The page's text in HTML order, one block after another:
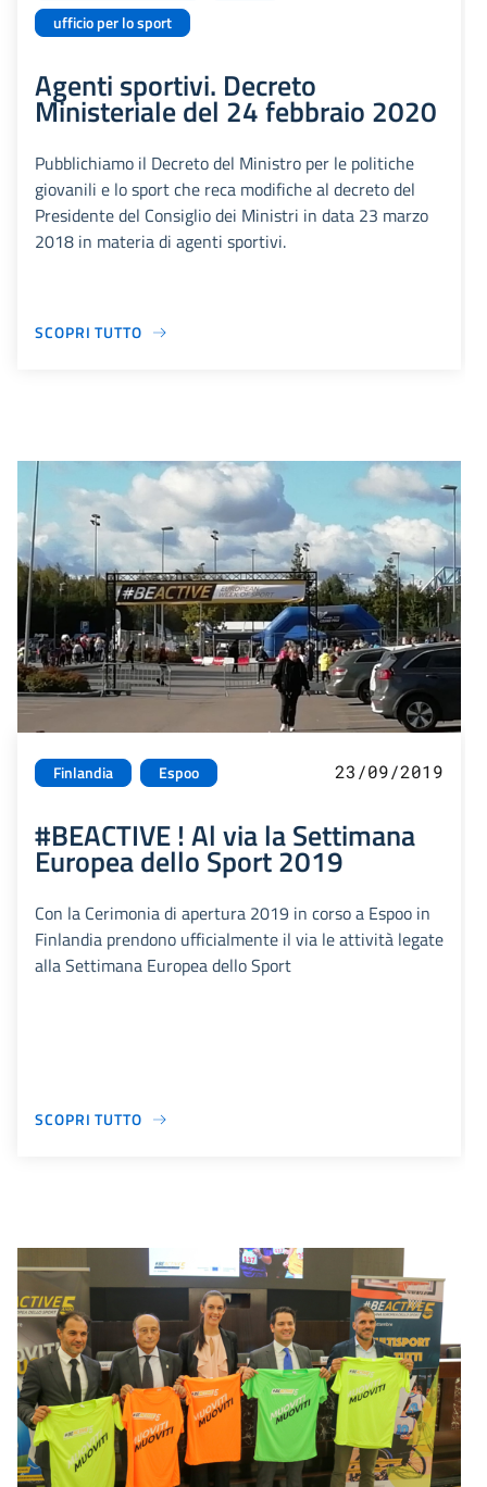
ufficio per lo sport
Agenti sportivi. Decreto
Ministeriale del 24 febbraio 2020
Pubblichiamo il Decreto del Ministro per le politiche
giovanili e lo sport che reca modifiche al decreto del
Presidente del Consiglio dei Ministri in data 23 marzo
2018 in materia di agenti sportivi.
SCOPRI TUTTO
Finlandia Espoo 23/09/2019
#BEACTIVE ! Al via la Settimana
Europea dello Sport 2019
Con la Cerimonia di apertura 2019 in corso a Espoo in
Finlandia prendono ufficialmente il via le attività legate
alla Settimana Europea dello Sport
SCOPRI TUTTO